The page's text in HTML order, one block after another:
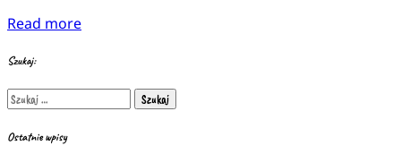
Read more
Szukaj:
Szukaj:
Ostatnie wpisy